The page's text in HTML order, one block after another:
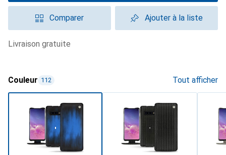
Comparer Ajouter à la liste
livraison gratuite
Couleur 112 Tout afficher